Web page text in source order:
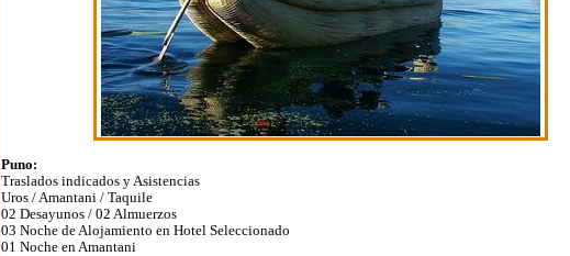
Puno:
Traslados indicados y Asistencias
Uros / Amantani / Taquile
02 Desayunos / 02 Almuerzos
03 Noche de Alojamiento en Hotel Seleccionado
01 Noche en Amantani